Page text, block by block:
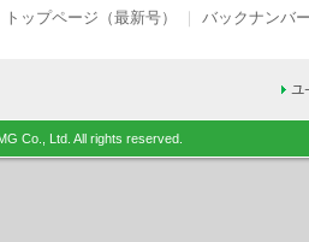
トップページ（最新号） バックナンバ
Co., Ltd. All rights reserved.